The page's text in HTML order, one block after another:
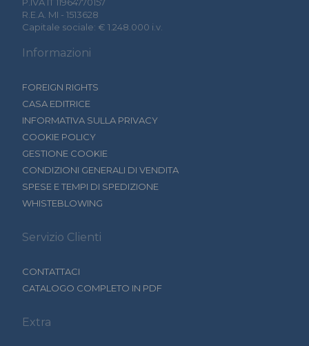
R.E.A. MI - 1513628
Capitale sociale: € 1.248.000 i.v.
Informazioni
FOREIGN RIGHTS
CASA EDITRICE
INFORMATIVA SULLA PRIVACY
COOKIE POLICY
GESTIONE COOKIE
CONDIZIONI GENERALI DI VENDITA
SPESE E TEMPI DI SPEDIZIONE
WHISTEBLOWING
Servizio Clienti
CONTATTACI
CATALOGO COMPLETO IN PDF
Extra